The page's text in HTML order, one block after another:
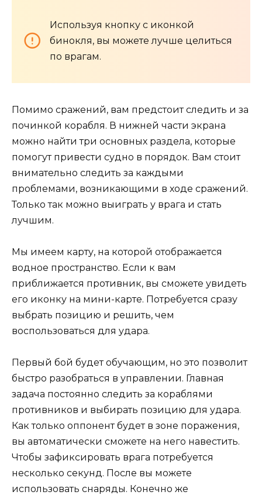
Используя кнопку с иконкой
бинокля, вы можете лучше целиться
по врагам.
Помимо сражений, вам предстоит следить и за
починкой корабля. В нижней части экрана
можно найти три основных раздела, которые
помогут привести судно в порядок. Вам стоит
внимательно следить за каждыми
проблемами, возникающими в ходе сражений.
Только так можно выиграть у врага и стать
лучшим.
Мы имеем карту, на которой отображается
водное пространство. Если к вам
приближается противник, вы сможете увидеть
его иконку на мини-карте. Потребуется сразу
выбрать позицию и решить, чем
воспользоваться для удара.
Первый бой будет обучающим, но это позволит
быстро разобраться в управлении. Главная
задача постоянно следить за кораблями
противников и выбирать позицию для удара.
Как только оппонент будет в зоне поражения,
вы автоматически сможете на него навестить.
Чтобы зафиксировать врага потребуется
несколько секунд. После вы можете
использовать снаряды. Конечно же